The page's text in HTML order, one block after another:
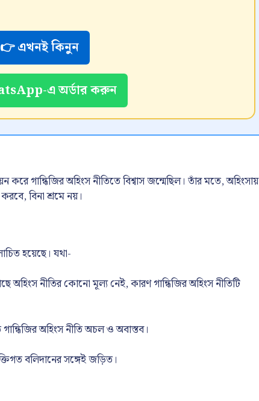
👉 এখনই কিনুন
এ অর্ডার করুন
গান্ধিজির অহিংস নীতিতে বিশ্বাস জন্মেছিল। তাঁর মতে, অহিংসায়
করবে, বিনা শ্রমে নয়।
হয়েছে। যথা-
অহিংস নীতির কোনো মূল্য নেই, কারণ গান্ধিজির অহিংস নীতিটি
অহিংস নীতি অচল ও অবাস্তব।
বলিদানের সঙ্গেই জড়িত।